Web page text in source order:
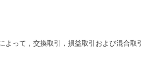
って，交換取引，損益取引および混合取引